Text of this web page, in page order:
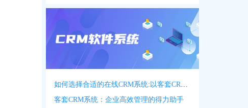
如何选择合适的在线CRM系统:以客套CRM系统为例
客套CRM系统：企业高效管理的得力助手